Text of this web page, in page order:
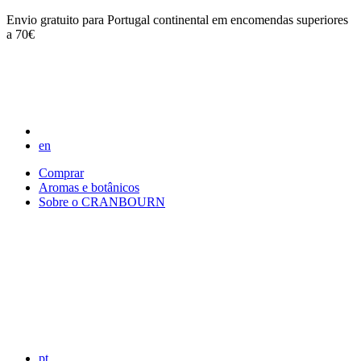
Envio gratuito para Portugal continental em encomendas superiores
a 70€
en
Comprar
Aromas e botânicos
Sobre o CRANBOURN
pt